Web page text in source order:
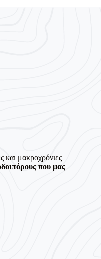
και μακροχρόνιες
που μας